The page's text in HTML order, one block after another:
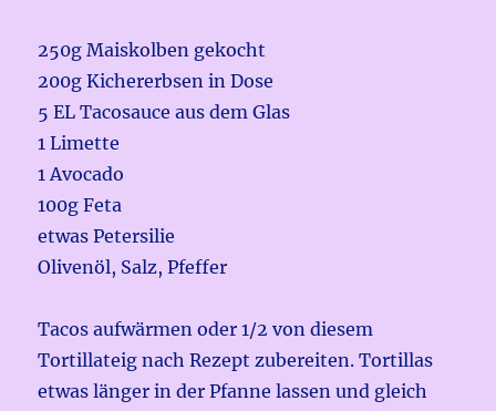
250g Maiskolben gekocht
200g Kichererbsen in Dose
5 EL Tacosauce aus dem Glas
1 Limette
1 Avocado
100g Feta
etwas Petersilie
Olivenöl, Salz, Pfeffer
Tacos aufwärmen oder 1/2 von diesem
Tortillateig nach Rezept zubereiten. Tortillas
etwas länger in der Pfanne lassen und gleich